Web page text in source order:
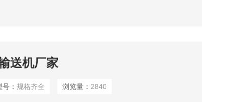
装置，安全可靠，是现代化生产中*的机床辅助设备
送机厂家
号：规格齐全 浏览量： 2840